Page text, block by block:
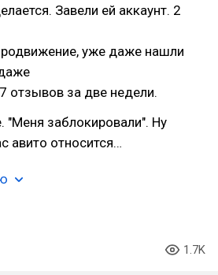
Завели ей аккаунт. 2
уже даже нашли
отзывов за две недели.
"Меня заблокировали". Ну
авито относится…
1.7K